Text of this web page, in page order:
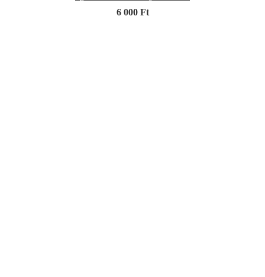
6 000 Ft